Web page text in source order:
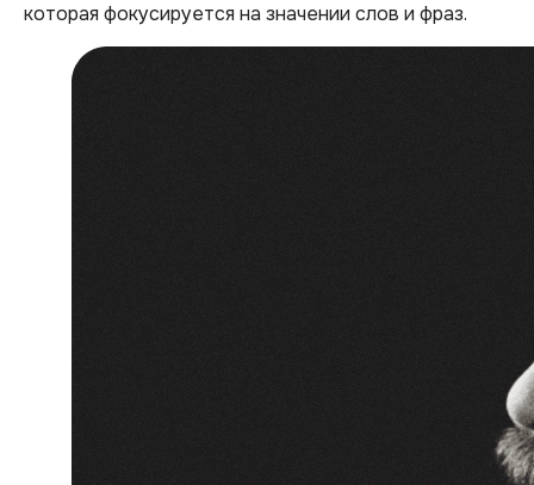
которая фокусируется на значении слов и фраз.